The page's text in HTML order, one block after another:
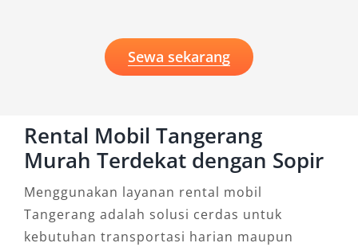
Sewa sekarang
Rental Mobil Tangerang
Murah Terdekat dengan Sopir
Menggunakan layanan rental mobil
Tangerang adalah solusi cerdas untuk
kebutuhan transportasi harian maupun